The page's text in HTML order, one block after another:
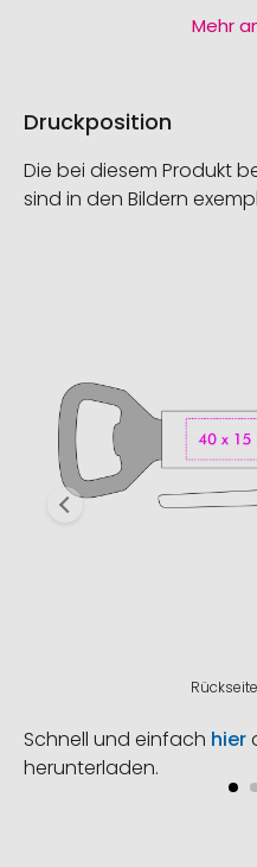
Mehr
Druckposition
Die bei diesem Produkt
sind in den Bildern
Schnell und einfach hier
herunterladen.